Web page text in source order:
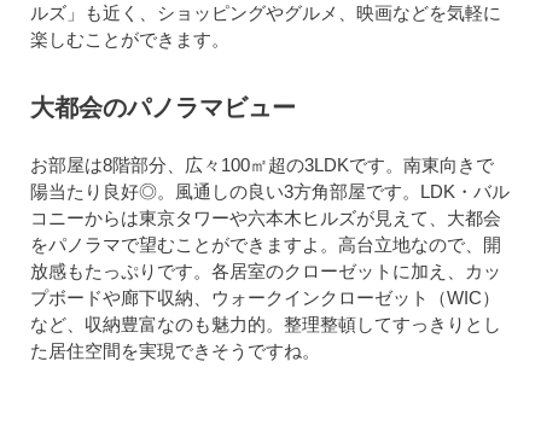
ルズ」も近く、ショッピングやグルメ、映画などを気軽に
楽しむことができます。
大都会のパノラマビュー
お部屋は8階部分、広々100㎡超の3LDKです。南東向きで
陽当たり良好◎。風通しの良い3方角部屋です。LDK・バル
コニーからは東京タワーや六本木ヒルズが見えて、大都会
をパノラマで望むことができますよ。高台立地なので、開
放感もたっぷりです。各居室のクローゼットに加え、カッ
プボードや廊下収納、ウォークインクローゼット（WIC）
など、収納豊富なのも魅力的。整理整頓してすっきりとし
た居住空間を実現できそうですね。